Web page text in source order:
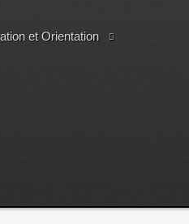
et Orientation